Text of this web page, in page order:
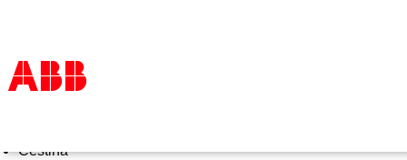
Products & Solutions
Čeština